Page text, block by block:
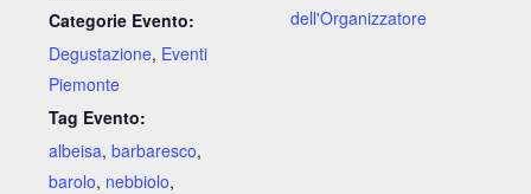
Categorie Evento:
Degustazione, Eventi
Piemonte
Tag Evento:
albeisa, barbaresco,
barolo, nebbiolo,
dell'Organizzatore